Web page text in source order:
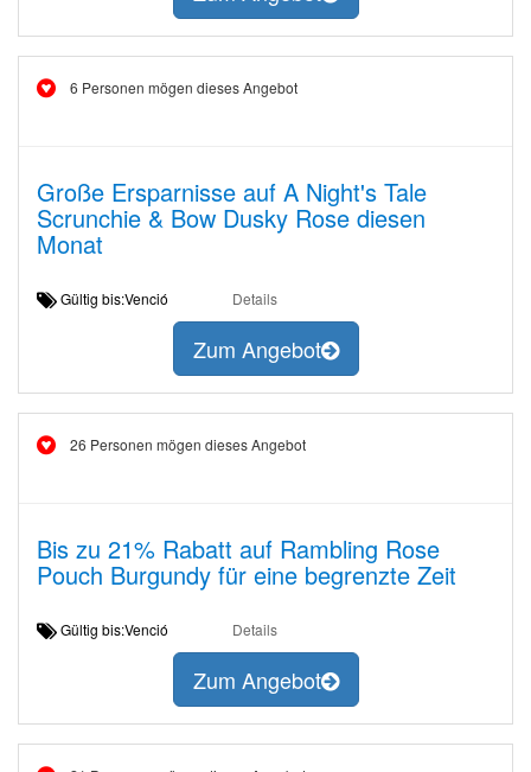
6 Personen mögen dieses Angebot
Große Ersparnisse auf A Night's Tale
Scrunchie & Bow Dusky Rose diesen
Monat
Gültig bis:Venció Details
Zum Angebot
26 Personen mögen dieses Angebot
Bis zu 21% Rabatt auf Rambling Rose
Pouch Burgundy für eine begrenzte Zeit
Gültig bis:Venció Details
Zum Angebot